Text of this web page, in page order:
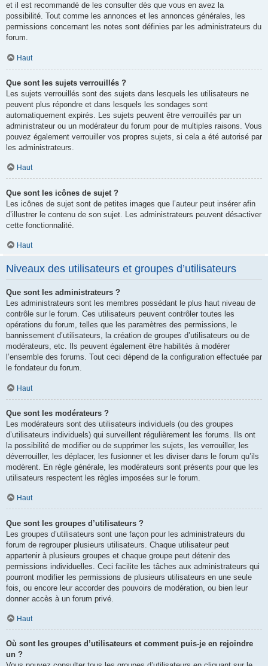
et il est recommandé de les consulter dès que vous en avez la
possibilité. Tout comme les annonces et les annonces générales, les
permissions concernant les notes sont définies par les administrateurs du
forum.
Haut
Que sont les sujets verrouillés ?
Les sujets verrouillés sont des sujets dans lesquels les utilisateurs ne
peuvent plus répondre et dans lesquels les sondages sont
automatiquement expirés. Les sujets peuvent être verrouillés par un
administrateur ou un modérateur du forum pour de multiples raisons. Vous
pouvez également verrouiller vos propres sujets, si cela a été autorisé par
les administrateurs.
Haut
Que sont les icônes de sujet ?
Les icônes de sujet sont de petites images que l’auteur peut insérer afin
d’illustrer le contenu de son sujet. Les administrateurs peuvent désactiver
cette fonctionnalité.
Haut
Niveaux des utilisateurs et groupes d’utilisateurs
Que sont les administrateurs ?
Les administrateurs sont les membres possédant le plus haut niveau de
contrôle sur le forum. Ces utilisateurs peuvent contrôler toutes les
opérations du forum, telles que les paramètres des permissions, le
bannissement d’utilisateurs, la création de groupes d’utilisateurs ou de
modérateurs, etc. Ils peuvent également être habilités à modérer
l’ensemble des forums. Tout ceci dépend de la configuration effectuée par
le fondateur du forum.
Haut
Que sont les modérateurs ?
Les modérateurs sont des utilisateurs individuels (ou des groupes
d’utilisateurs individuels) qui surveillent régulièrement les forums. Ils ont
la possibilité de modifier ou de supprimer les sujets, les verrouiller, les
déverrouiller, les déplacer, les fusionner et les diviser dans le forum qu’ils
modèrent. En règle générale, les modérateurs sont présents pour que les
utilisateurs respectent les règles imposées sur le forum.
Haut
Que sont les groupes d’utilisateurs ?
Les groupes d’utilisateurs sont une façon pour les administrateurs du
forum de regrouper plusieurs utilisateurs. Chaque utilisateur peut
appartenir à plusieurs groupes et chaque groupe peut détenir des
permissions individuelles. Ceci facilite les tâches aux administrateurs qui
pourront modifier les permissions de plusieurs utilisateurs en une seule
fois, ou encore leur accorder des pouvoirs de modération, ou bien leur
donner accès à un forum privé.
Haut
Où sont les groupes d’utilisateurs et comment puis-je en rejoindre
un ?